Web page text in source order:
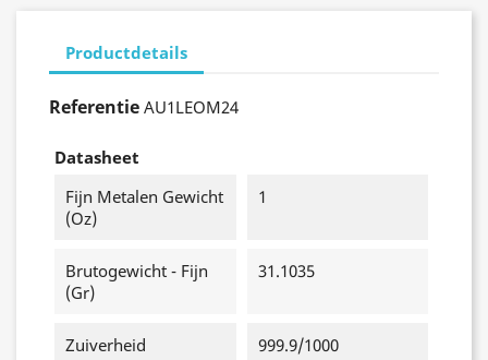
Productdetails
Referentie AU1LEOM24
Datasheet
Fijn Metalen Gewicht
(oz)
1
Brutogewicht - Fijn
(gr)
31.1035
Zuiverheid 999.9/1000